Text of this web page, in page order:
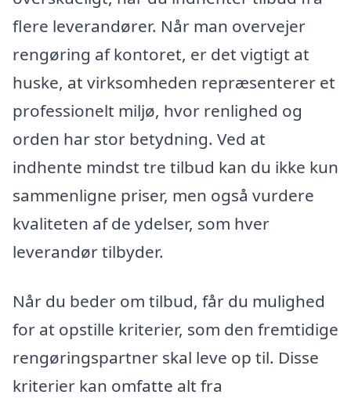
flere leverandører. Når man overvejer
rengøring af kontoret, er det vigtigt at
huske, at virksomheden repræsenterer et
professionelt miljø, hvor renlighed og
orden har stor betydning. Ved at
indhente mindst tre tilbud kan du ikke kun
sammenligne priser, men også vurdere
kvaliteten af de ydelser, som hver
leverandør tilbyder.
Når du beder om tilbud, får du mulighed
for at opstille kriterier, som den fremtidige
rengøringspartner skal leve op til. Disse
kriterier kan omfatte alt fra